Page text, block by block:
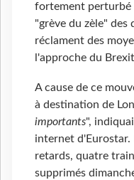
fortement perturbé
"grève du zèle" des
réclament des
l'approche du
A cause de ce
à destination de
importants",
internet d'Eurostar.
retards, quatre
supprimés